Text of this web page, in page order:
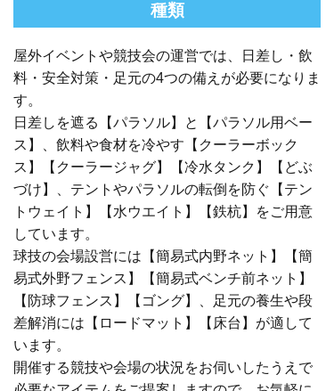
種類
屋外イベントや競技会の運営では、日差し・飲
料・安全対策・足元の4つの備えが必要になりま
す。
日差しを遮る【パラソル】と【パラソル用ベー
ス】、飲料や食材を冷やす【クーラーボック
ス】【クーラージャグ】【冷水タンク】【どぶ
づけ】、テントやパラソルの転倒を防ぐ【テン
トウェイト】【水ウエイト】【鉄杭】をご用意
しています。
球技の会場設営には【簡易式内野ネット】【簡
易式外野フェンス】【簡易式ベンチ前ネット】
【防球フェンス】【ゴング】、足元の養生や段
差解消には【ロードマット】【床台】が適して
います。
開催する競技や会場の状況をお伺いしたうえで